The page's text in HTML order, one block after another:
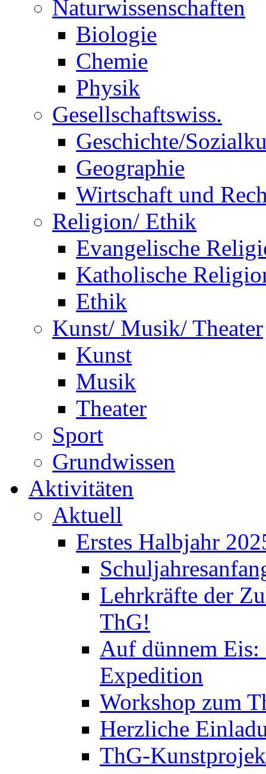
Naturwissenschaften
Biologie
Chemie
Physik
Gesellschaftswiss.
Geschichte/
Geographie
Wirtschaft und
Religion/ Ethik
Evangelische
Katholische
Ethik
Kunst/ Musik/ Theater
Kunst
Musik
Theater
Sport
Grundwissen
Aktivitäten
Aktuell
Erstes Halbjahr
Lehrkräfte der
ThG!
Auf dünnem
Expedition
Workshop zum
Herzliche
ThG-